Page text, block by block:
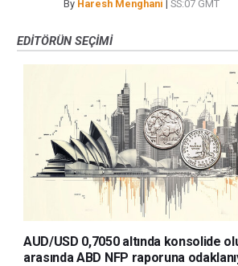
By Haresh Menghani | SS:07 GMT
EDITÖRÜN SEÇIMI
AUD/USD 0,7050 altında konsolide
arasında ABD NFP raporuna